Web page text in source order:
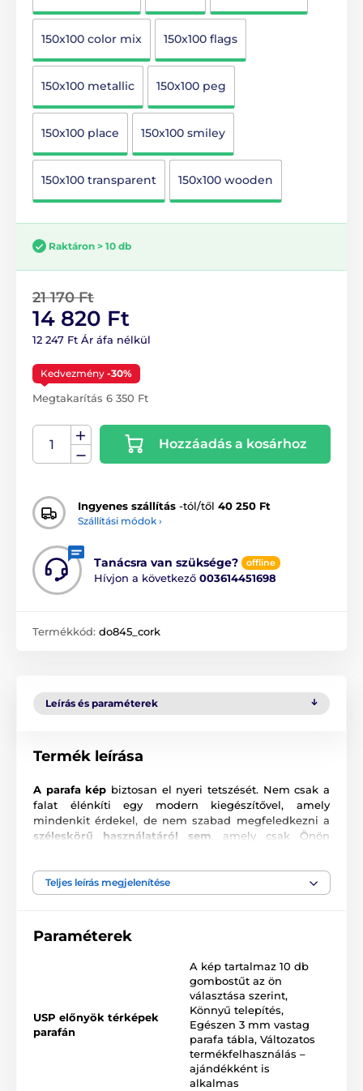
150x100 color mix 150x100 flags
150x100 metallic 150x100 peg
150x100 place 150x100 smiley
150x100 transparent 150x100 wooden
Raktáron > 10 db
21 170 Ft
14 820 Ft
12 247 Ft Ár áfa nélkül
Kedvezmény -30%
Megtakarítás 6 350 Ft
Hozzáadás a kosárhoz
Ingyenes szállítás -tól/től 40 250 Ft
Szállítási módok ›
Tanácsra van szüksége? offline
Hívjon a következő 003614451698
Termékkód: do845_cork
Leírás és paraméterek
Termék leírása
A parafa kép biztosan el nyeri tetszését. Nem csak a
falat élénkíti egy modern kiegészítővel, amely
mindenkit érdekel, de nem szabad megfeledkezni a
széleskörű használatáról sem , amely csak Önön
például egy szenvedélyes utazónak vagy a földrajz
szerelmeseinek. Egy parafa faliújság, amibe mindenki
Hogyan használjunk parafa képet?
Amellett, hogy a képet azonnal felakaszthatja a falra,
nem kell megfeledkezni egyetlen helyszínről sem, és
így nem fog elrontani semmit azzal, hogy egyszerűen
valamelyik falnak támasztja, vagy bútorra helyezi.
Előnye, hogy van egy csomag térképtű jár hozzá,
amellyel különböző helyeket jelölhet meg.Számos
lehetőség van, pl.
Teljes leírás megjelenítése
Paraméterek
USP előnyök térképek
parafán
A kép tartalmaz 10 db
gombostűt az ön
választása szerint,
Könnyű telepítés,
Egészen 3 mm vastag
parafa tábla, Változatos
termékfelhasználás –
ajándékként is
alkalmas